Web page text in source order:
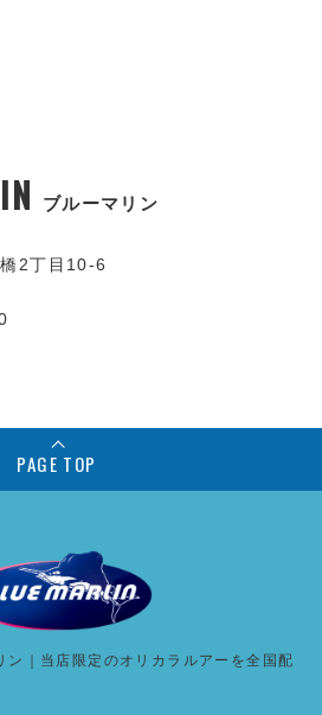
ブルーマリン
2丁目10-6
PAGE TOP
ン｜当店限定のオリカラルアーを全国配